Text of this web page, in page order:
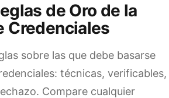
de Oro de la
Credenciales
sobre las que debe basarse
técnicas, verificables,
Compare cualquier